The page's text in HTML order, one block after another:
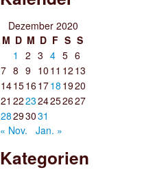
Dezember 2020
M D M D F S S
1
2 3 4 5 6
7 8 9 10 11 12 13
141516 1718 1920
21 222324252627
28293031
« Nov.
Jan. »
Kategorien